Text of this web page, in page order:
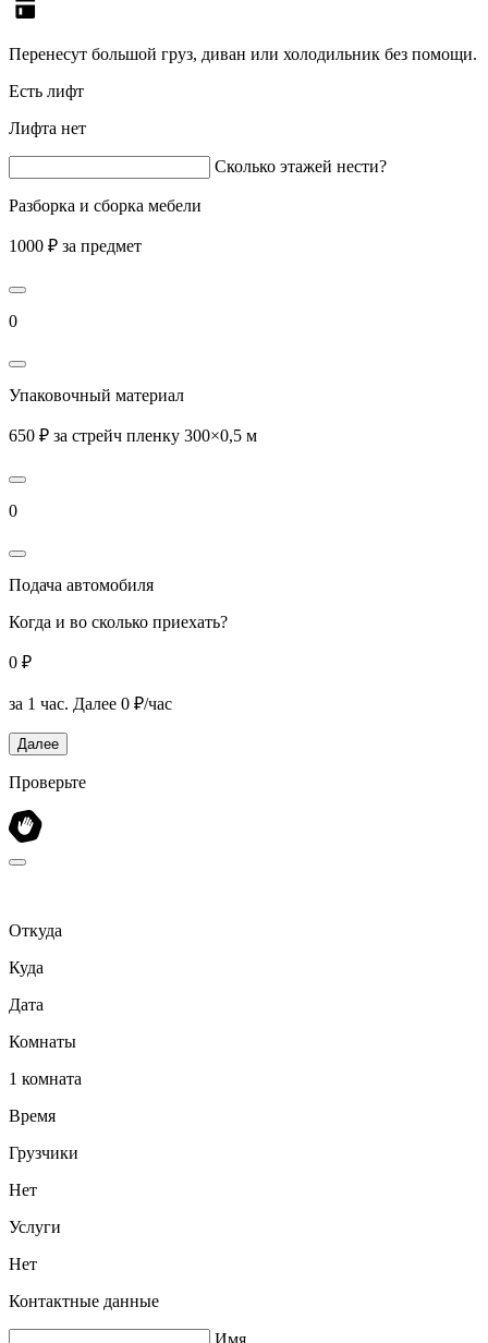
Перенесут большой груз, диван или холодильник без помощи.
Есть лифт
Лифта нет
Сколько этажей нести?
Разборка и сборка мебели
1000 ₽ за предмет
0
Упаковочный материал
650 ₽ за стрейч пленку 300×0,5 м
0
Подача автомобиля
Когда и во сколько приехать?
0 ₽
за 1 час. Далее 0 ₽/час
Далее
Проверьте
Откуда
Куда
Дата
Комнаты
1 комната
Время
Грузчики
Нет
Услуги
Нет
Контактные данные
Имя